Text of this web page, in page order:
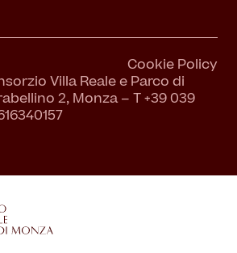
Cookie Policy
Villa Reale e Parco di
2, Monza – T +39 039